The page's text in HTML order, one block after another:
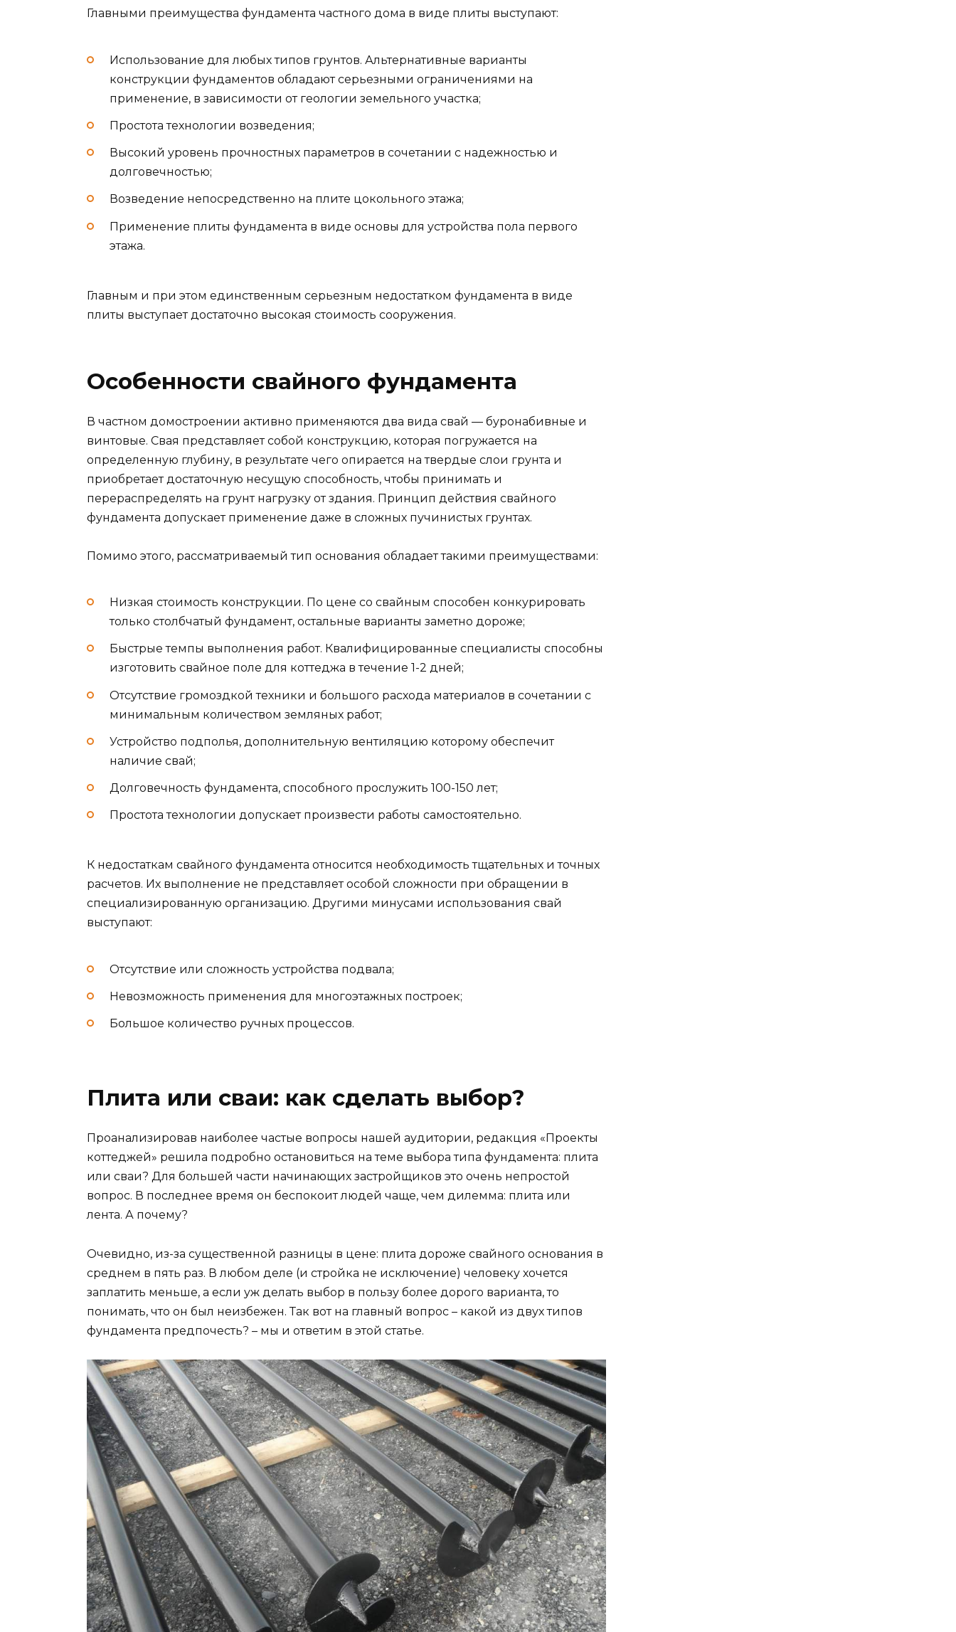
Главными преимущества фундамента частного дома в виде плиты выступают:
Использование для любых типов грунтов. Альтернативные варианты
конструкции фундаментов обладают серьезными ограничениями на
применение, в зависимости от геологии земельного участка;
Простота технологии возведения;
Высокий уровень прочностных параметров в сочетании с надежностью и
долговечностью;
Возведение непосредственно на плите цокольного этажа;
Применение плиты фундамента в виде основы для устройства пола первого
этажа.
Главным и при этом единственным серьезным недостатком фундамента в виде
плиты выступает достаточно высокая стоимость сооружения.
Особенности свайного фундамента
В частном домостроении активно применяются два вида свай — буронабивные и
винтовые. Свая представляет собой конструкцию, которая погружается на
определенную глубину, в результате чего опирается на твердые слои грунта и
приобретает достаточную несущую способность, чтобы принимать и
перераспределять на грунт нагрузку от здания. Принцип действия свайного
фундамента допускает применение даже в сложных пучинистых грунтах.
Помимо этого, рассматриваемый тип основания обладает такими преимуществами:
Низкая стоимость конструкции. По цене со свайным способен конкурировать
только столбчатый фундамент, остальные варианты заметно дороже;
Быстрые темпы выполнения работ. Квалифицированные специалисты способны
изготовить свайное поле для коттеджа в течение 1-2 дней;
Отсутствие громоздкой техники и большого расхода материалов в сочетании с
минимальным количеством земляных работ;
Устройство подполья, дополнительную вентиляцию которому обеспечит
наличие свай;
Долговечность фундамента, способного прослужить 100-150 лет;
Простота технологии допускает произвести работы самостоятельно.
К недостаткам свайного фундамента относится необходимость тщательных и точных
расчетов. Их выполнение не представляет особой сложности при обращении в
специализированную организацию. Другими минусами использования свай
выступают:
Отсутствие или сложность устройства подвала;
Невозможность применения для многоэтажных построек;
Большое количество ручных процессов.
Плита или сваи: как сделать выбор?
Проанализировав наиболее частые вопросы нашей аудитории, редакция «Проекты
коттеджей» решила подробно остановиться на теме выбора типа фундамента: плита
или сваи? Для большей части начинающих застройщиков это очень непростой
вопрос. В последнее время он беспокоит людей чаще, чем дилемма: плита или
лента. А почему?
Очевидно, из-за существенной разницы в цене: плита дороже свайного основания в
среднем в пять раз. В любом деле (и стройка не исключение) человеку хочется
заплатить меньше, а если уж делать выбор в пользу более дорого варианта, то
понимать, что он был неизбежен. Так вот на главный вопрос – какой из двух типов
фундамента предпочесть? – мы и ответим в этой статье.